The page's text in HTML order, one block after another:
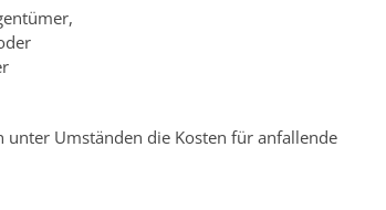
unter Umständen die Kosten für anfallende